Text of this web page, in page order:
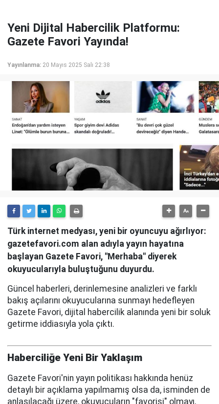
Yeni Dijital Habercilik Platformu:
Gazete Favori Yayında!
Yayınlanma: 20 Mayıs 2025 Salı 22:38
Türk internet medyası, yeni bir oyuncuyu ağırlıyor:
gazetefavori.com alan adıyla yayın hayatına
başlayan Gazete Favori, "Merhaba" diyerek
okuyucularıyla buluştuğunu duyurdu.
Güncel haberleri, derinlemesine analizleri ve farklı
bakış açılarını okuyucularına sunmayı hedefleyen
Gazete Favori, dijital habercilik alanında yeni bir soluk
getirme iddiasıyla yola çıktı.
Haberciliğe Yeni Bir Yaklaşım
Gazete Favori'nin yayın politikası hakkında henüz
detaylı bir açıklama yapılmamış olsa da, isminden de
anlaşılacağı üzere, okuyucuların "favorisi" olmayı,